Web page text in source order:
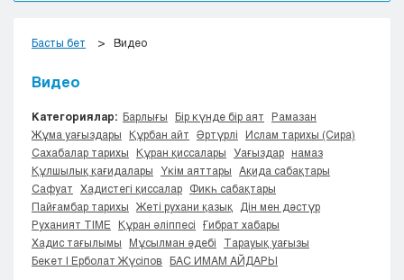
Жезказган
Кокшетау
Костанай
Кызылорда
Павлодар
Петропавловск
Семей
Талдыкорган
Басты бет Видео
Видео
Категориялар: Барлығы Бір күнде бір аят
Рамазан
Жұма уағыздары
Құрбан айт Әртүрлі
Ислам тарихы (Сира)
Сахабалар тарихы
Құран қиссалары Уағыздар
намаз
Құлшылық қағидалары
Үкім аяттары
Ақида сабақтары
Сафуат
Хадистегі қиссалар
Фикһ сабақтары
Пайғамбар тарихы
Жеті рухани қазық
Дін мен дәстүр
Руханият TIME
Құран әліппесі
Ғибрат хабары
Хадис тағылымы
Мұсылман әдебі
Тарауық уағызы
Бекет | Ерболат Жүсіпов
БАС ИМАМ АЙДАРЫ